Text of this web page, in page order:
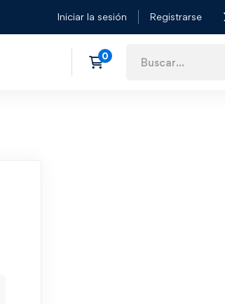
Iniciar la sesión Registrarse